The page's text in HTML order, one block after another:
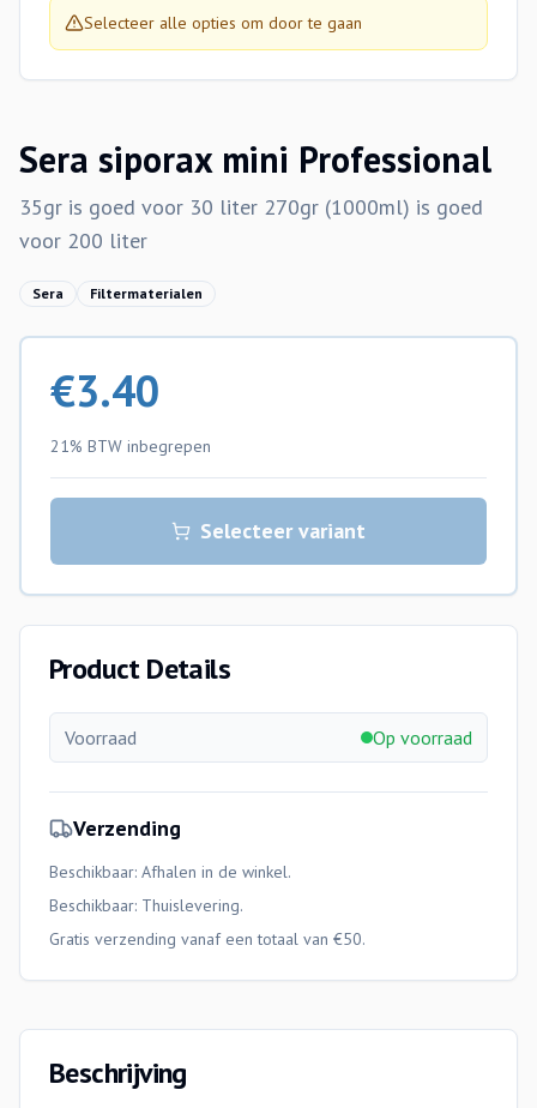
Selecteer alle opties om door te gaan
Sera siporax mini Professional
35gr is goed voor 30 liter 270gr (1000ml) is goed
voor 200 liter
Sera Filtermaterialen
€3.40
21% BTW inbegrepen
Selecteer variant
Product Details
Voorraad Op voorraad
Verzending
Beschikbaar: Afhalen in de winkel.
Beschikbaar: Thuislevering.
Gratis verzending vanaf een totaal van €50.
Beschrijving